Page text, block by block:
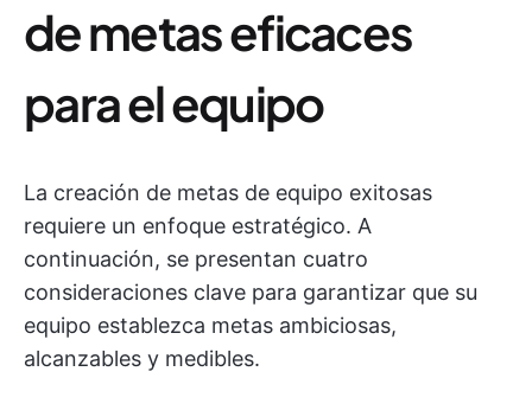
de metas eficaces
para el equipo
La creación de metas de equipo exitosas
requiere un enfoque estratégico. A
continuación, se presentan cuatro
consideraciones clave para garantizar que su
equipo establezca metas ambiciosas,
alcanzables y medibles.